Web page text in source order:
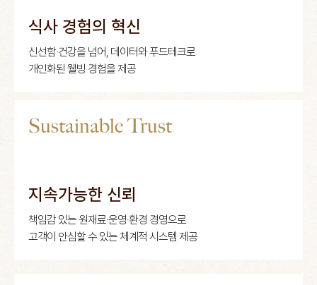
식사 경험의 혁신
신선함·건강을 넘어, 데이터와 푸드테크로
개인화된 웰빙 경험을 제공
Sustainable Trust
지속가능한 신뢰
책임감 있는 원재료·운영·환경 경영으로
고객이 안심할 수 있는 체계적 시스템 제공